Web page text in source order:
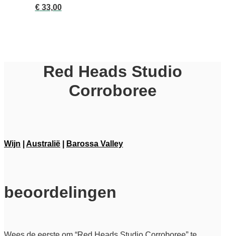
€33,00
Red Heads Studio
Corroboree
Wijn Australië Barossa Valley
beoordelingen